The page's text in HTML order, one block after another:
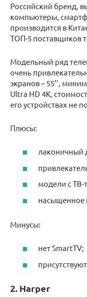
Российский бренд,
компьютеры,
производится в
ТОП-5 поставщиков
Модельный ряд
очень
экранов – 55’’,
Ultra HD 4K,
его устройствах не
Плюсы:
лаконичный
модели с
насыщенное
Минусы:
нет SmartTV;
2. Harper